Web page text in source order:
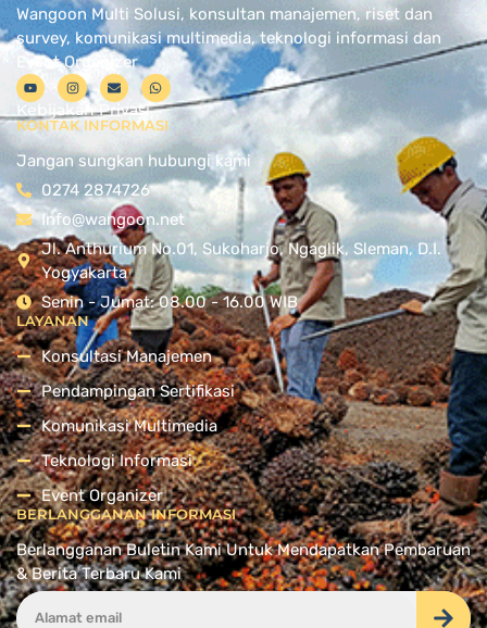
Wangoon Multi Solusi, konsultan manajemen, riset dan
survey, komunikasi multimedia, teknologi informasi dan
Event Organizer
Kebijakan Privasi
KONTAK INFORMASI
Jangan sungkan hubungi kami
0274 2874726
Info@wangoon.net
Jl. Anthurium No.01, Sukoharjo, Ngaglik, Sleman, D.I.
Yogyakarta
Senin - Jumat: 08.00 - 16.00 WIB
LAYANAN
Konsultasi Manajemen
Pendampingan Sertifikasi
Komunikasi Multimedia
Teknologi Informasi
Event Organizer
BERLANGGANAN INFORMASI
Berlangganan Buletin Kami Untuk Mendapatkan Pembaruan
& Berita Terbaru Kami